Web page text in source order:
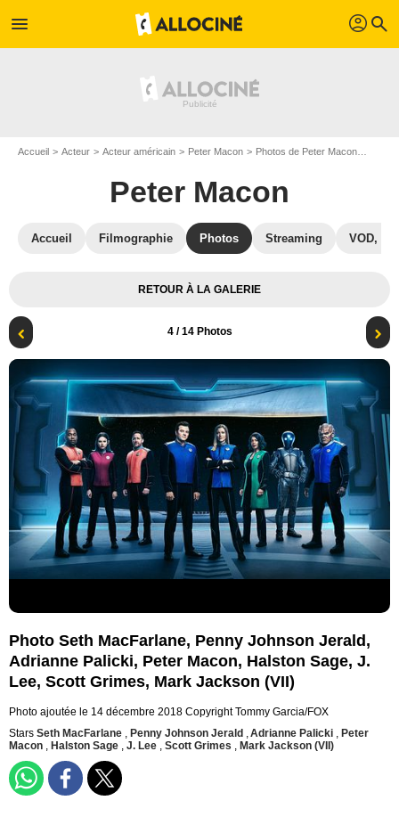
menu profil search
Accueil Acteur Acteur américain Peter Macon Photos de Peter Macon
Peter Macon
Accueil Filmographie Photos Streaming VOD,
RETOUR À LA GALERIE
4/ 14 Photos
Photo Seth MacFarlane, Penny Johnson Jerald,
Adrianne Palicki, Peter Macon, Halston Sage, J.
Lee, Scott Grimes, Mark Jackson (VII)
Photo ajoutée le 14 décembre 2018 Copyright Tommy Garcia/FOX
Stars Seth MacFarlane , Penny Johnson Jerald ,Adrianne Palicki , Peter
Macon , Halston Sage , J. Lee , Scott Grimes , Mark Jackson (VII)